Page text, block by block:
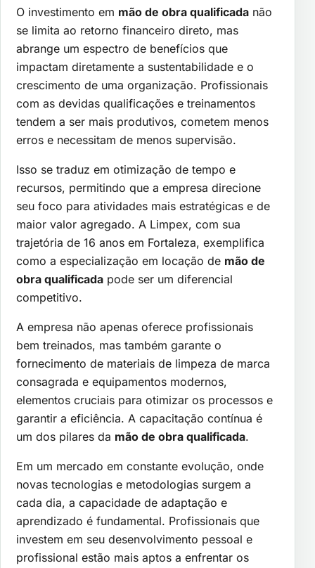
O investimento em mão de obra qualificada não
se limita ao retorno financeiro direto, mas
abrange um espectro de benefícios que
impactam diretamente a sustentabilidade e o
crescimento de uma organização. Profissionais
com as devidas qualificações e treinamentos
tendem a ser mais produtivos, cometem menos
erros e necessitam de menos supervisão.
Isso se traduz em otimização de tempo e
recursos, permitindo que a empresa direcione
seu foco para atividades mais estratégicas e de
maior valor agregado. A Limpex, com sua
trajetória de 16 anos em Fortaleza, exemplifica
como a especialização em locação de mão de
obra qualificada pode ser um diferencial
competitivo.
A empresa não apenas oferece profissionais
bem treinados, mas também garante o
fornecimento de materiais de limpeza de marca
consagrada e equipamentos modernos,
elementos cruciais para otimizar os processos e
garantir a eficiência. A capacitação contínua é
um dos pilares da mão de obra qualificada.
Em um mercado em constante evolução, onde
novas tecnologias e metodologias surgem a
cada dia, a capacidade de adaptação e
aprendizado é fundamental. Profissionais que
investem em seu desenvolvimento pessoal e
profissional estão mais aptos a enfrentar os